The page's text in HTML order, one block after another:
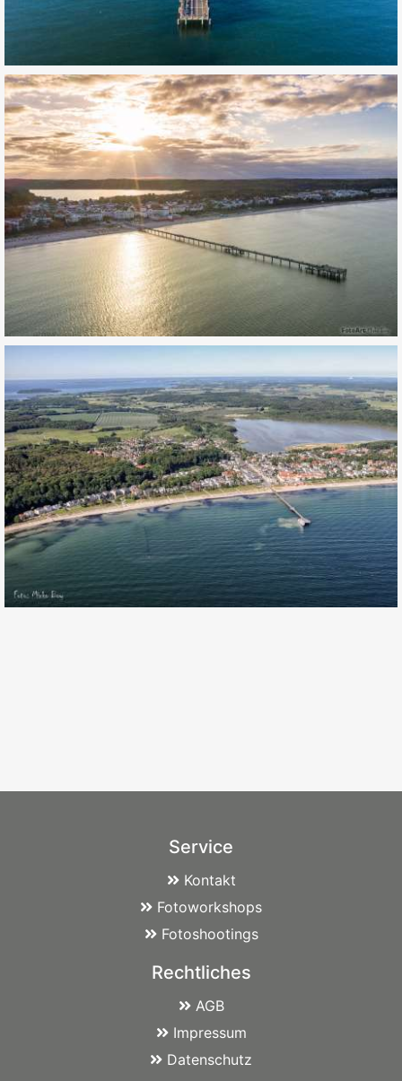
Service
Kontakt
Fotoworkshops
Fotoshootings
Rechtliches
AGB
Impressum
Datenschutz